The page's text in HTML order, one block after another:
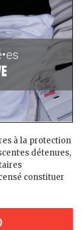
à la protection
détenu·es,
constituer